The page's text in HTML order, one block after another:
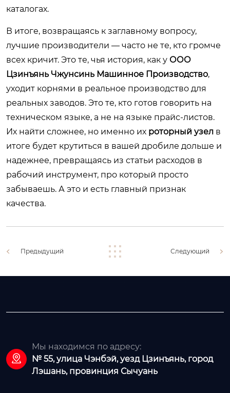
каталогах.
В итоге, возвращаясь к заглавному вопросу,
лучшие производители — часто не те, кто громче
всех кричит. Это те, чья история, как у ООО
Цзинъянь Чжунсинь Машинное Производство,
уходит корнями в реальное производство для
реальных заводов. Это те, кто готов говорить на
техническом языке, а не на языке прайс-листов.
Их найти сложнее, но именно их роторный узел в
итоге будет крутиться в вашей дробиле дольше и
надежнее, превращаясь из статьи расходов в
рабочий инструмент, про который просто
забываешь. А это и есть главный признак
качества.
Предыдущий Следующий

Мы находимся по адресу:
№ 55, улица Чэнбэй, уезд Цзинъянь, город
Лэшань, провинция Сычуань